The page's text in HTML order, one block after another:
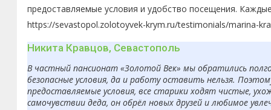
предоставляемые условия и удобство посещения.
https://sevastopol.zolotoyvek-krym.ru/testimonials/marina-
Никита Кравцов, Севастополь
В частный пансионат «Золотой Век» мы обратились
безопасные условия, да и работу оставить нельзя.
предоставляемые условия, все старики ходят чистые,
самочувствии деда, он обрёл новых друзей и любимое